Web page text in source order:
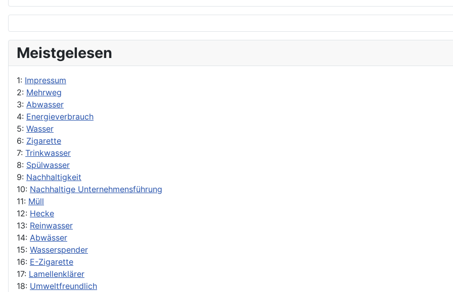
Meistgelesen
1: Impressum
2: Mehrweg
3: Abwasser
4: Energieverbrauch
5: Wasser
6: Zigarette
7: Trinkwasser
8: Spülwasser
9: Nachhaltigkeit
10: Nachhaltige Unternehmensführung
11: Müll
12: Hecke
13: Reinwasser
14: Abwässer
15: Wasserspender
16: E-Zigarette
17: Lamellenklärer
18: Umweltfreundlich